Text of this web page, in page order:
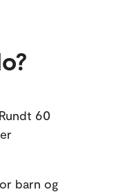
60
barn og